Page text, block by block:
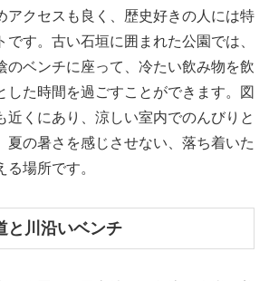
アクセスも良く、歴史好きの人には特
です。古い石垣に囲まれた公園では、
のベンチに座って、冷たい飲み物を飲
した時間を過ごすことができます。図
近くにあり、涼しい室内でのんびりと
夏の暑さを感じさせない、落ち着いた
場所です。
と川沿いベンチ